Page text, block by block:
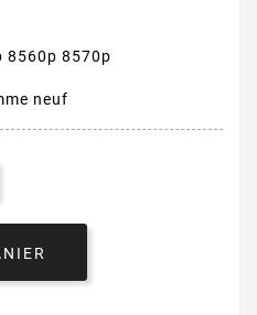
8560p 8570p
neuf